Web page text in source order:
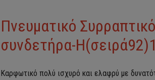
Πνευματικό
συνδετήρα-
Καρφωτικό πολύ ισχυρό και ελαφρύ με